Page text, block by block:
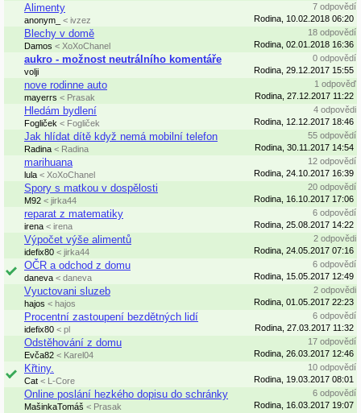
Alimenty
7 odpovědí
anonym_
< ivzez Rodina, 10.02.2018 06:20
Blechy v domě
18 odpovědí
Damos < XoXoChanel Rodina, 02.01.2018 16:36
aukro - možnost neutrálního komentáře
0 odpovědí
volji
Rodina, 29.12.2017 15:55
nove rodinne auto
1 odpověď
mayerrs < Prasak Rodina, 27.12.2017 11:22
Hledám bydlení
4 odpovědi
Fogliček < Fogliček Rodina, 12.12.2017 18:46
Jak hlídat dítě když nemá mobilní telefon
55 odpovědí
Radina < Radina Rodina, 30.11.2017 14:54
marihuana
12 odpovědí
lula < XoXoChanel Rodina, 24.10.2017 16:39
Spory s matkou v dospělosti
20 odpovědí
M92 < jirka44 Rodina, 16.10.2017 17:06
reparat z matematiky
6 odpovědí
irena < irena Rodina, 25.08.2017 14:22
Výpočet výše alimentů
2 odpovědi
idefix80 < jirka44 Rodina, 24.05.2017 07:16
OČR a odchod z domu
6 odpovědí
daneva < daneva Rodina, 15.05.2017 12:49
Vyuctovani sluzeb
2 odpovědi
hajos < hajos Rodina, 01.05.2017 22:23
Procentní zastoupení bezdětných lidí
6 odpovědí
idefix80 < pl Rodina, 27.03.2017 11:32
Odstěhování z domu
17 odpovědí
Evča82 < Karel04 Rodina, 26.03.2017 12:46
Křtiny.
10 odpovědí
Cat < L-Core Rodina, 19.03.2017 08:01
Online poslání hezkého dopisu do schránky
6 odpovědí
MašinkaTomáš < Prasak Rodina, 16.03.2017 19:07